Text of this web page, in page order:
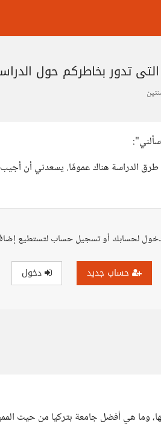
تدور بخاطركم حول
الدراسة هناك عمومًا. يسعدني أن
لحسابك أو تسجيل حساب لتستطيع
حساب جديد دخول
وما هي أفضل جامعة بتركيا من حيث